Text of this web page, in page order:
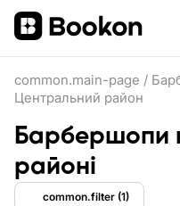
common.main-page /
Центральний район
Барбершопи
районі
common.filter (1)